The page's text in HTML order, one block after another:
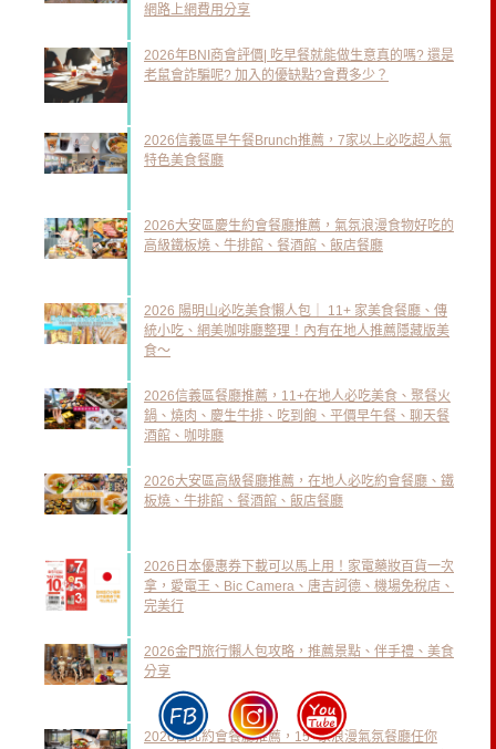
網路上網費用分享
2026年BNI商會評價| 吃早餐就能做生意真的嗎? 還是
老鼠會詐騙呢? 加入的優缺點?會費多少？
2026信義區早午餐Brunch推薦，7家以上必吃超人氣
特色美食餐廳
2026大安區慶生約會餐廳推薦，氣氛浪漫食物好吃的
高級鐵板燒、牛排館、餐酒館、飯店餐廳
2026 陽明山必吃美食懶人包｜ 11+ 家美食餐廳、傳
統小吃、網美咖啡廳整理！內有在地人推薦隱藏版美
食～
2026信義區餐廳推薦，11+在地人必吃美食、聚餐火
鍋、燒肉、慶生牛排、吃到飽、平價早午餐、聊天餐
酒館、咖啡廳
2026大安區高級餐廳推薦，在地人必吃約會餐廳、鐵
板燒、牛排館、餐酒館、飯店餐廳
2026日本優惠券下載可以馬上用！家電藥妝百貨一次
拿，愛電王、Bic Camera、唐吉訶德、機場免稅店、
完美行
2026金門旅行懶人包攻略，推薦景點、伴手禮、美食
分享
2026台北約會餐廳推薦，15+家浪漫氣氛餐廳任你